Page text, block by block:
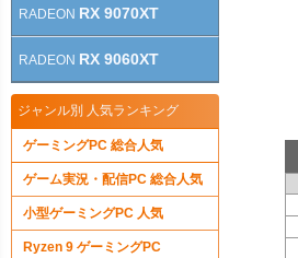
RADEON RX 9070XT
RADEON RX 9060XT
ジャンル別 人気ランキング
ゲーミングPC 総合人気
ゲーム実況・配信PC 総合人気
小型ゲーミングPC 人気
Ryzen 9 ゲーミングPC